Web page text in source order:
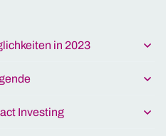
in 2023
Investing